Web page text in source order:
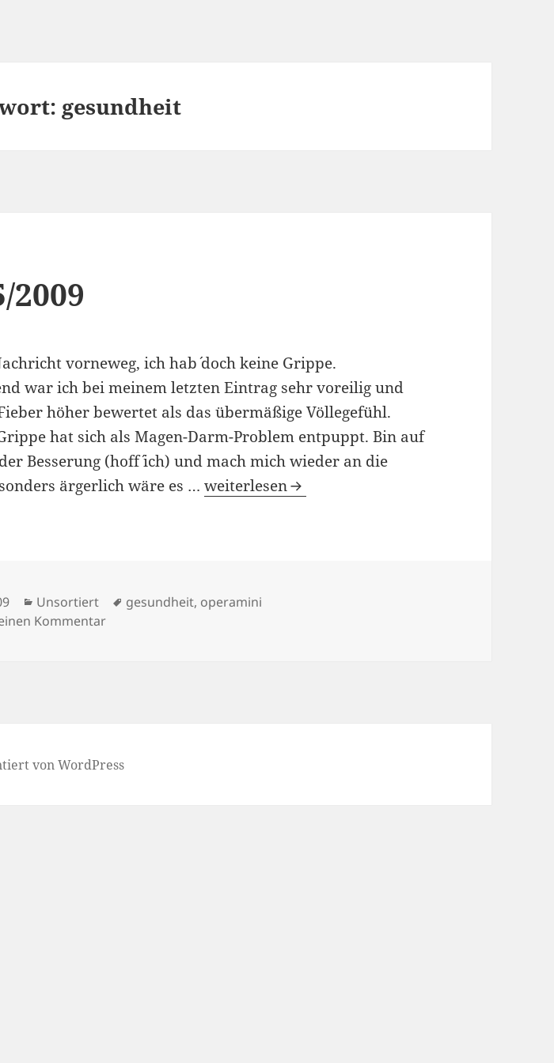
gesundheit
2009
vorneweg, ich hab´ doch keine Grippe.
war ich bei meinem letzten Eintrag sehr voreilig und
höher bewertet als das übermäßige Völlegefühl.
hat sich als Magen-Darm-Problem entpuppt. Bin auf
Besserung (hoff´ ich) und mach mich wieder an die
ärgerlich wäre es …06/05/2009
weiterlesen
Kategorien
Unsortiert Schlagwörter
gesundheit, operamini
Kommentarzu 06/05/2009
von WordPress